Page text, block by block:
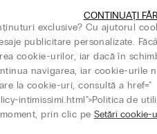
exclusive? Cu ajutorul
publicitare personalizate.
cookie-urilor, iar dacă în
navigarea, iar cookie-urile
la cookie-uri, consultă a href="
intimissimi.html">Politica de
prin clic pe Setări cookie-
CONTINUAȚI